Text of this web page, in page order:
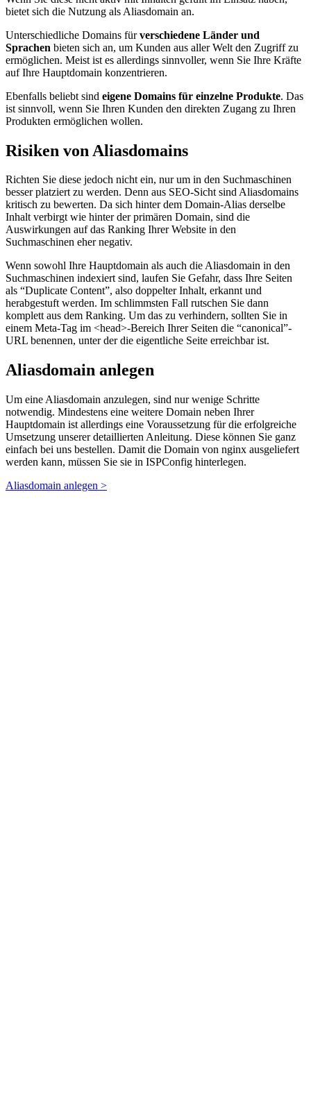
bietet sich die Nutzung als Aliasdomain an.
Unterschiedliche Domains fürverschiedene Länder und
Sprachen bieten sich an, um Kunden aus aller Welt den Zugriff zu
ermöglichen. Meist ist es allerdings sinnvoller, wenn Sie Ihre Kräfte
auf Ihre Hauptdomain konzentrieren.
Ebenfalls beliebt sind eigene Domains für einzelne Produkte. Das
ist sinnvoll, wenn Sie Ihren Kunden den direkten Zugang zu Ihren
Produkten ermöglichen wollen.
Risiken von Aliasdomains
Richten Sie diese jedoch nicht ein, nur um in den Suchmaschinen
besser platziert zu werden. Denn aus SEO-Sicht sind Aliasdomains
kritisch zu bewerten. Da sich hinter dem Domain-Alias derselbe
Inhalt verbirgt wie hinter der primären Domain, sind die
Auswirkungen auf das Ranking Ihrer Website in den
Suchmaschinen eher negativ.
Wenn sowohl Ihre Hauptdomain als auch die Aliasdomain in den
Suchmaschinen indexiert sind, laufen Sie Gefahr, dass Ihre Seiten
als “Duplicate Content”, also doppelter Inhalt, erkannt und
herabgestuft werden. Im schlimmsten Fall rutschen Sie dann
komplett aus dem Ranking. Um das zu verhindern, sollten Sie in
einem Meta-Tag im <head>-Bereich Ihrer Seiten die “canonical”-
URL benennen, unter der die eigentliche Seite erreichbar ist.
Aliasdomain anlegen
Um eine Aliasdomain anzulegen, sind nur wenige Schritte
notwendig. Mindestens eine weitere Domain neben Ihrer
Hauptdomain ist allerdings eine Voraussetzung für die erfolgreiche
Umsetzung unserer detaillierten Anleitung. Diese können Sie ganz
einfach bei uns bestellen. Damit die Domain von nginx ausgeliefert
werden kann, müssen Sie sie in ISPConfig hinterlegen.
Aliasdomain anlegen >